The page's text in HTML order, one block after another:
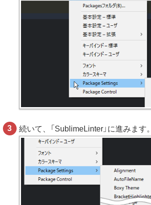
続いて、「SublimeLinter」に進みます。